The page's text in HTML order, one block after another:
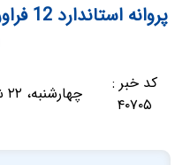
کد خبر :
۴۰۷۰۵
چهارشنبه، ۲۲ شهریور ۱۳۹۶ - ۱۷:۳۶:۰۰